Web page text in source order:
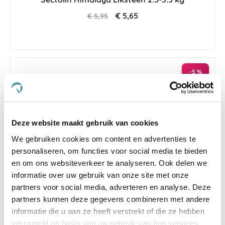
Deze website maakt gebruik van cookies
We gebruiken cookies om content en advertenties te
personaliseren, om functies voor social media te bieden
en om ons websiteverkeer te analyseren. Ook delen we
informatie over uw gebruik van onze site met onze
partners voor social media, adverteren en analyse. Deze
partners kunnen deze gegevens combineren met andere
informatie die u aan ze heeft verstrekt of die ze hebben
verzameld op basis van uw gebruik van hun services.
€ 5,95 € 5,65
-5 %
5.0
star
rating
2 Beoordelingen
Horslyx Mint 5 kg